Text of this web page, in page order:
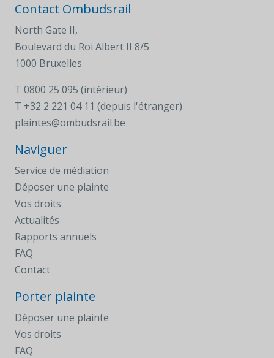
Contact Ombudsrail
North Gate II,
Boulevard du Roi Albert II 8/5
1000 Bruxelles
T 0800 25 095 (intérieur)
T +32 2 221 04 11 (depuis l'étranger)
plaintes@ombudsrail.be
Naviguer
Service de médiation
Déposer une plainte
Vos droits
Actualités
Rapports annuels
FAQ
Contact
Porter plainte
Déposer une plainte
Vos droits
FAQ